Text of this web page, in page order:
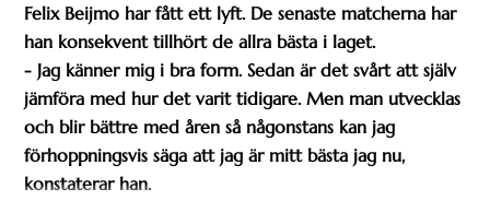
Felix Beijmo har fått ett lyft. De senaste matcherna har
han konsekvent tillhört de allra bästa i laget.
- Jag känner mig i bra form. Sedan är det svårt att själv
jämföra med hur det varit tidigare. Men man utvecklas
och blir bättre med åren så någonstans kan jag
förhoppningsvis säga att jag är mitt bästa jag nu,
konstaterar han.